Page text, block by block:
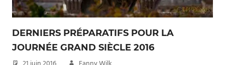
DERNIERS PRÉPARATIFS POUR LA
JOURNÉE GRAND SIÈCLE 2016